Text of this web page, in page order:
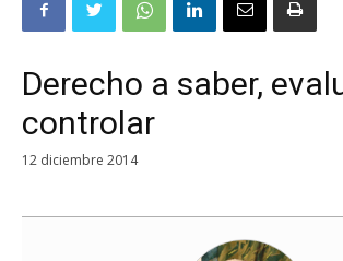
Derecho a saber,
controlar
12 diciembre 2014